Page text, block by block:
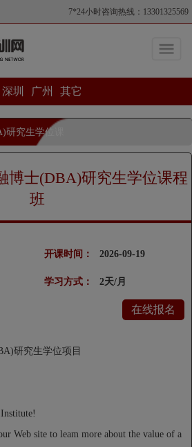
7*24小时咨询热线：13301325569
深圳 广州 其它
究生学位课
国尼尔学院金融博士(DBA)研究生学位课程班
博士(DBA)研究生学位课程
班
开课时间： 2026-09-19
学习方式： 2天/月
在线报名
研究生学位项目
Web site to leam more about the value of a